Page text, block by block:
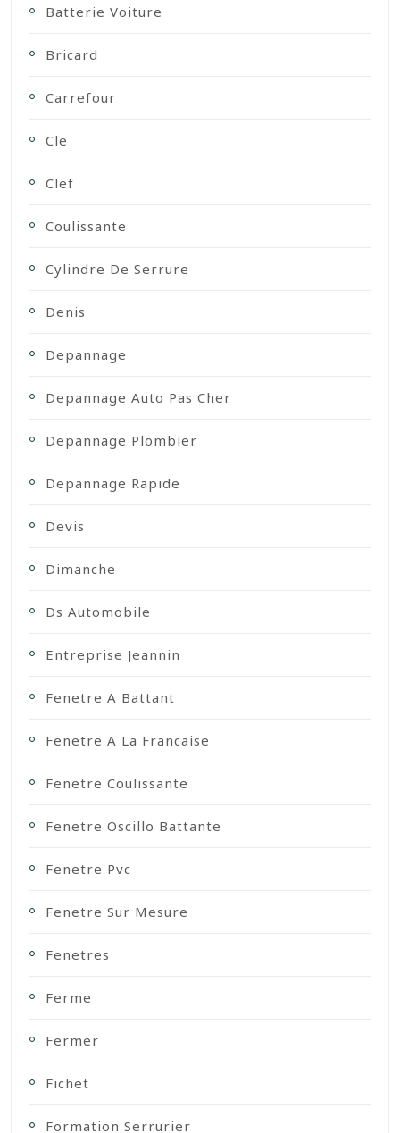
Batterie Voiture
Bricard
Carrefour
Cle
Clef
Coulissante
Cylindre De Serrure
Denis
Depannage
Depannage Auto Pas Cher
Depannage Plombier
Depannage Rapide
Devis
Dimanche
Ds Automobile
Entreprise Jeannin
Fenetre A Battant
Fenetre A La Francaise
Fenetre Coulissante
Fenetre Oscillo Battante
Fenetre Pvc
Fenetre Sur Mesure
Fenetres
Ferme
Fermer
Fichet
Formation Serrurier